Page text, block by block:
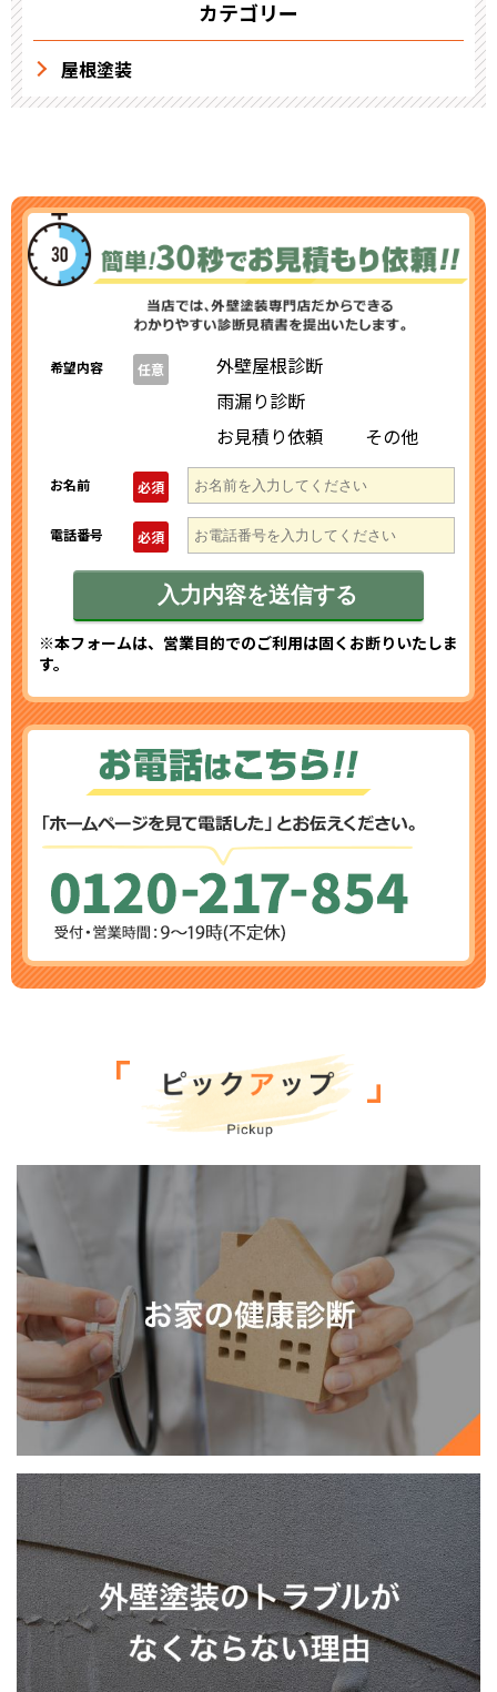
カテゴリー
屋根塗装
希望内容 任意
外壁屋根診断
雨漏り診断
お見積り依頼
その他
お名前 必須
電話番号 必須
※本フォームは、営業目的でのご利用は固くお断りいたしま
す。